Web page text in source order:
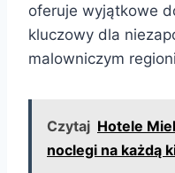
oferuje wyjątkowe
kluczowy dla
malowniczym
Czytaj Hotele
noclegi na każdą